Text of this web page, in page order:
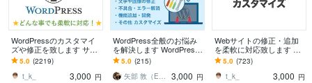
WordPressのカスタマイ
ズや修正を致します サイ
トのカスタマイズ・レイ
アウト変更致します
5.0 (2219)
t_k_
3,000 円
WordPress全般のお悩み
を解決します WordPress
の修正、カスタマイズ、
問題解決などお任せ！
5.0 (215)
矢部 敦（Edel Hearts）
3,000 円
Webサイトの修正・追加
を柔軟に対応致します 静
的サイトや外部プラット
フォームなどの修正をお
手伝いします。
5.0 (723)
t_k_
3,000 円